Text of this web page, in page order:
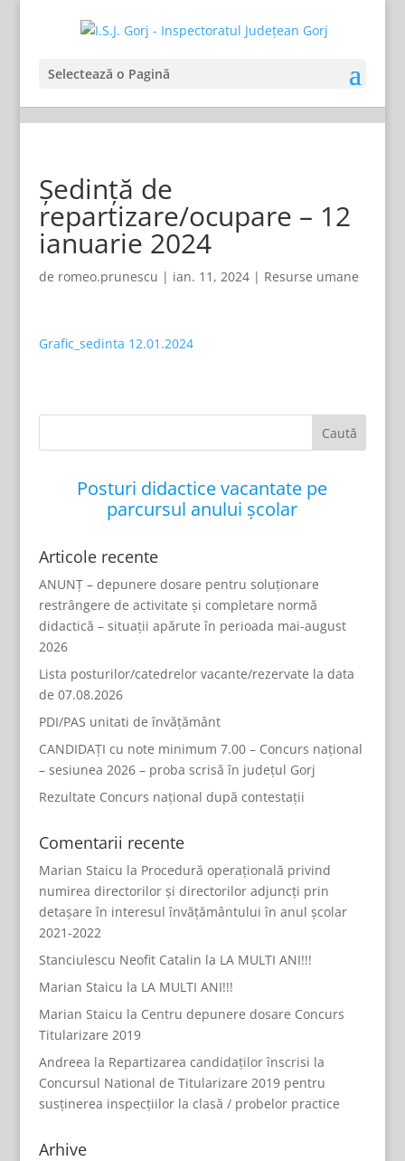
Selectează o Pagină
Ședință de
repartizare/ocupare – 12
ianuarie 2024
de romeo.prunescu | ian. 11, 2024| Resurse umane
Grafic_sedinta 12.01.2024
Posturi didactice vacantate pe
parcursul anului școlar
Articole recente
ANUNȚ – depunere dosare pentru soluționare
restrângere de activitate și completare normă
didactică – situații apărute în perioada mai-august
2026
Lista posturilor/catedrelor vacante/rezervate la data
de 07.08.2026
PDI/PAS unitati de învățământ
CANDIDAȚI cu note minimum 7.00 – Concurs național
– sesiunea 2026 – proba scrisă în județul Gorj
Rezultate Concurs național după contestații
Comentarii recente
Marian Staicu la Procedură operațională privind
numirea directorilor și directorilor adjuncți prin
detașare în interesul învățământului în anul școlar
2021-2022
Stanciulescu Neofit Catalin la LA MULTI ANI!!!
Marian Staicu la LA MULTI ANI!!!
Marian Staicu la Centru depunere dosare Concurs
Titularizare 2019
Andreea la Repartizarea candidaților înscrisi la
Concursul National de Titularizare 2019 pentru
susținerea inspecțiilor la clasă / probelor practice
Arhive